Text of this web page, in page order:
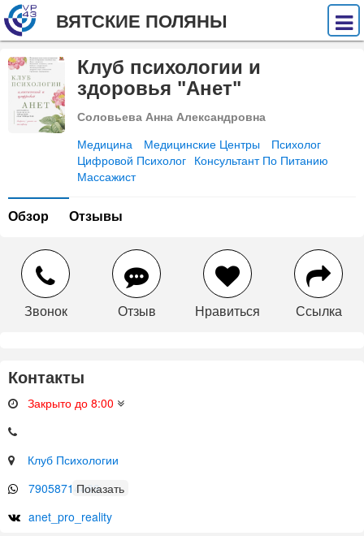
ВЯТСКИЕ ПОЛЯНЫ
Клуб психологии и
здоровья "Анет"
Соловьева Анна Александровна
Медицина Медицинские Центры
Психолог
Цифровой Психолог Консультант По Питанию
Массажист
Обзор Отзывы
Звонок Отзыв Нравиться Ссылка
Контакты
Закрыто до 8:00
Клуб Психологии
79058714489
anet_pro_reality